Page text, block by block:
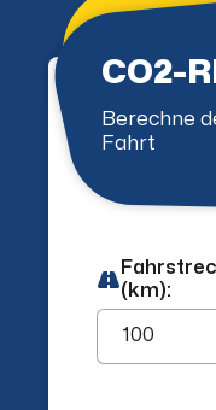
CO2-
Berechne
Fahrt
(km):